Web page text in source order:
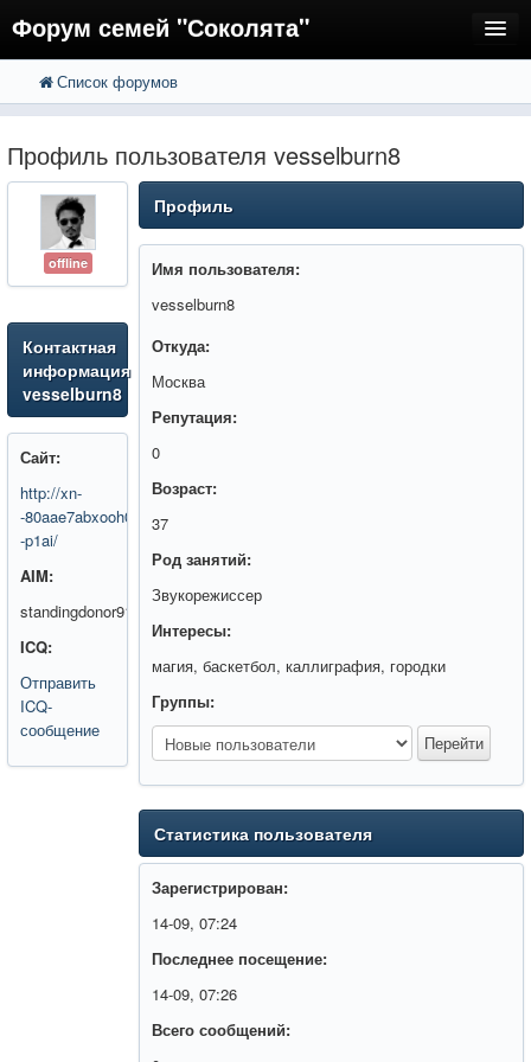
Форум семей "Соколята"
FAQ
Регистрация
Вход
Список форумов
Профиль пользователя vesselburn8
offline
Контактная
информация
vesselburn8
Сайт:
http://xn-
-80aae7abxooh0h.xn-
-p1ai/
AIM:
standingdonor91
ICQ:
Отправить
ICQ-
сообщение
Профиль
Имя пользователя:
vesselburn8
Откуда:
Москва
Репутация:
0
Возраст:
37
Род занятий:
Звукорежиссер
Интересы:
магия, баскетбол, каллиграфия, городки
Группы:
Статистика пользователя
Зарегистрирован:
14-09, 07:24
Последнее посещение:
14-09, 07:26
Всего сообщений: